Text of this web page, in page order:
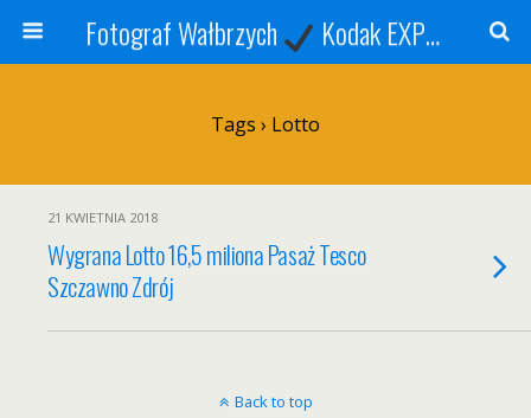
Fotograf Wałbrzych Kodak EXPRESS
Tags › Lotto
21 KWIETNIA 2018
Wygrana Lotto 16,5 miliona Pasaż Tesco
Szczawno Zdrój
Back to top